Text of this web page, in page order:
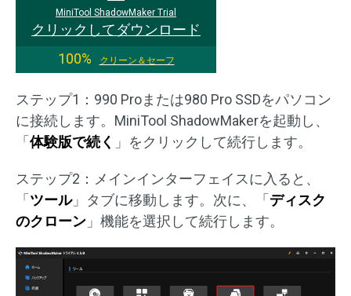
MiniTool ShadowMaker Trial
クリックしてダウンロード
100%
クリーン＆セーフ
ステップ1：990 Proまたは980 Pro SSDをパソコン
に接続します。MiniTool ShadowMakerを起動し、
「 体験版で続く 」をクリックして続行します。
ステップ2：メインインターフェイスに入ると、
「 ツール」タブに移動します。次に、「 ディスク
のクローン 」機能を選択して続行します。